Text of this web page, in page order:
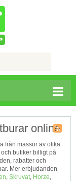
Tagg
online
från massor av olika
butiker billigt på
rabatter och
Mer erbjudanden
, Skruvat, Horze,